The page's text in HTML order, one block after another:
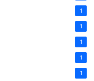
1
1
1
1
1